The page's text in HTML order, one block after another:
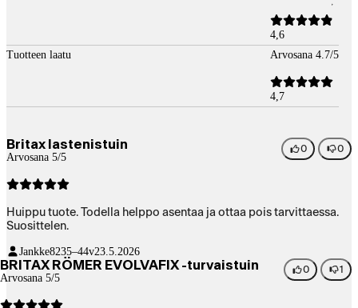
4,6
Tuotteen laatu
Arvosana 4.7/5
4,7
Britax lastenistuin
Arvosana 5/5
0 0
Huippu tuote. Todella helppo asentaa ja ottaa pois tarvittaessa.
Suosittelen.
Jankke8235–44v23.5.2026
BRITAX RÖMER EVOLVAFIX -turvaistuin
Arvosana 5/5
0 1